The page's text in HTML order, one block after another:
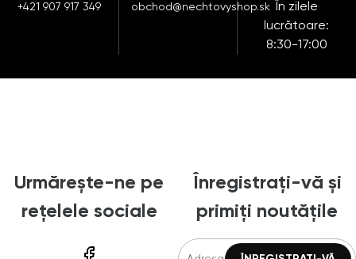
+421 907 917 349 obchod@nechtovyshop.sk
În zilele
lucrătoare:
8:30-17:00
Urmărește-ne pe
rețelele sociale
Înregistrați-vă și
primiți noutățile